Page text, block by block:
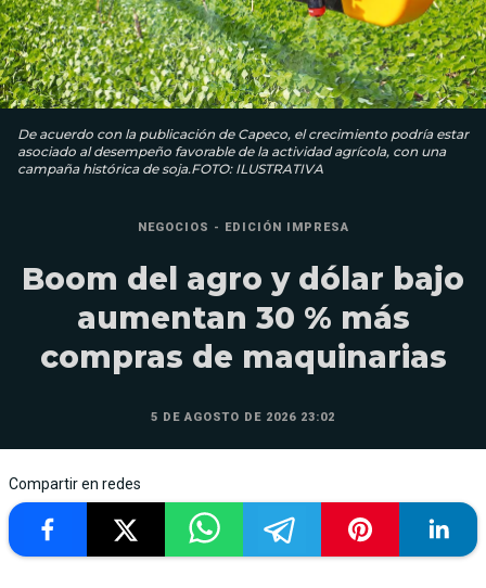
De acuerdo con la publicación de Capeco, el crecimiento podría estar
asociado al desempeño favorable de la actividad agrícola, con una
campaña histórica de soja.FOTO: ILUSTRATIVA
NEGOCIOS - EDICIÓN IMPRESA
Boom del agro y dólar bajo
aumentan 30 % más
compras de maquinarias
5 DE AGOSTO DE 2026 23:02
Compartir en redes